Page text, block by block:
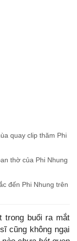
quay clip thăm Phi
thờ của Phi Nhung
đến Phi Nhung trên
trong buổi ra mắt
cũng không ngại